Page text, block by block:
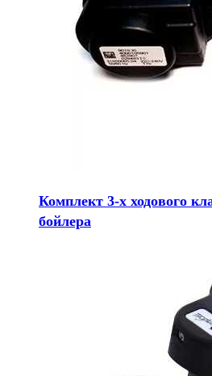
Комплект 3-х ходового
бойлера